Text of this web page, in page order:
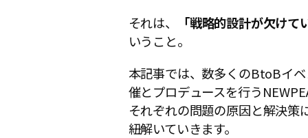
それは、
「戦略的設計が欠けて
いうこと。
本記事では、数多くのBtoBイ
催とプロデュースを行う
それぞれの問題の原因と解決策
紐解いていきます。